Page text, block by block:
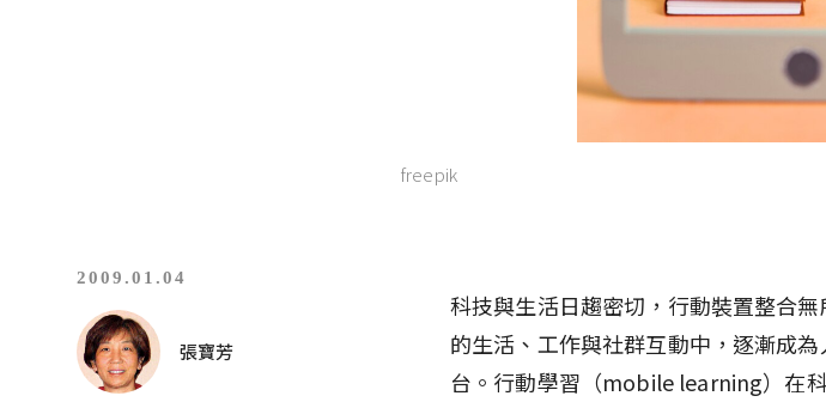
freepik
2009.01.04
張寶芳
科技與生活日趨密切，行動裝置整合
的生活、工作與社群互動中，逐漸成
台。行動學習（mobile learning）在